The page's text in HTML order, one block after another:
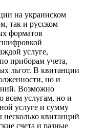
на украинском
так и русском
форматов
услуге,
приборам учета,
льгот. В квитанции
но и
Возможно
всем услугам, но и
услуге и сумму
квитанций
счета и разные